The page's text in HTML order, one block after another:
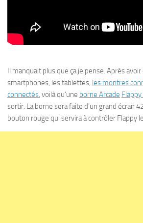
Il manquait plus que ça je pense. Après
smartphones, les tablettes, les montres
connectés, voilà qu’une borne Arcade
sortir. La borne sera faite d’un grand écran
bouton rouge qui servira à contrôler Flappy